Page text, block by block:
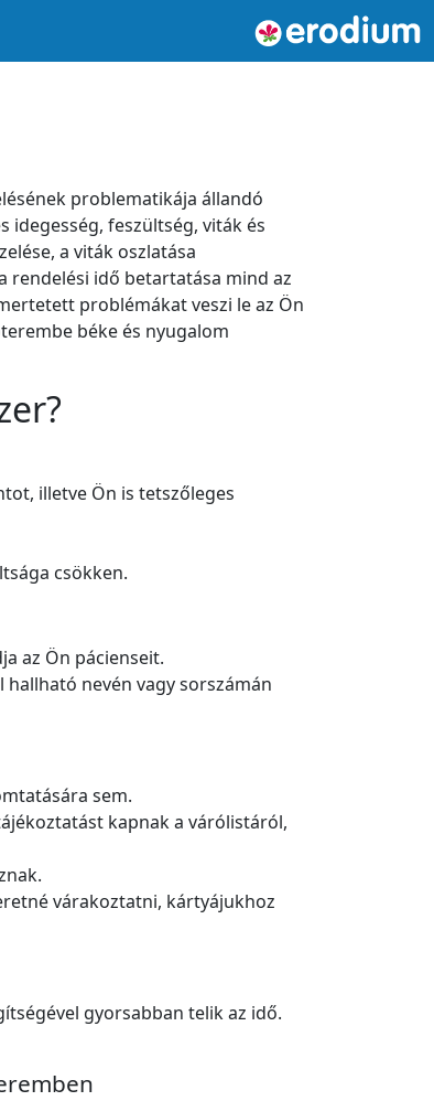
problematikája állandó
idegesség, feszültség, viták és
a viták oszlatása
rendelési idő betartatása mind az
problémákat veszi le az Ön
béke és nyugalom
illetve Ön is tetszőleges
csökken.
az Ön pácienseit.
nevén vagy sorszámán
sem.
kapnak a várólistáról,
várakoztatni, kártyájukhoz
gyorsabban telik az idő.